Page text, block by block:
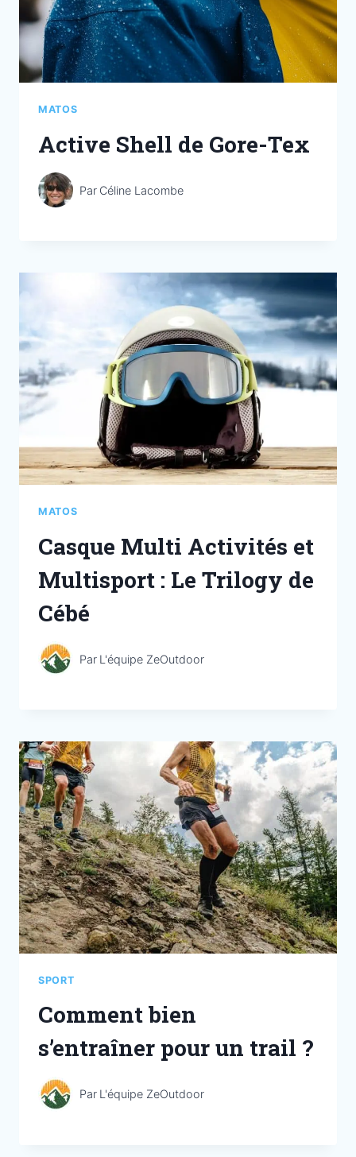
MATOS
Active Shell de Gore-Tex
Par Céline Lacombe
MATOS
Casque Multi Activités et
Multisport : Le Trilogy de
Cébé
Par L'équipe ZeOutdoor
SPORT
Comment bien
s’entraîner pour un trail ?
Par L'équipe ZeOutdoor